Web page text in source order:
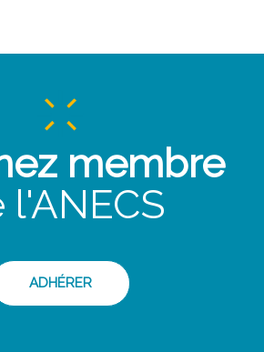
membre
l'ANECS
ADHÉRER